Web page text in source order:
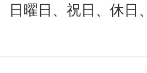
日曜日、祝日、休